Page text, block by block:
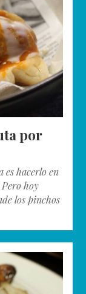
por
es hacerlo en
hoy
los pinchos